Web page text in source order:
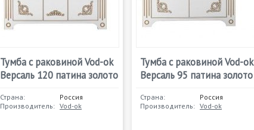
Тумба с раковиной Vod-ok
Версаль 120 патина золото
Страна:
Россия
Производитель: Vod-ok
Тумба с раковиной Vod-ok
Версаль 95 патина золото
Страна:
Россия
Производитель: Vod-ok